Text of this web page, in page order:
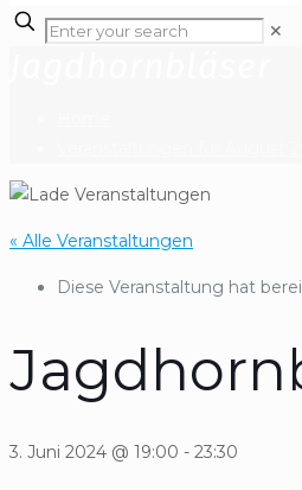
✕
« Alle Veranstaltungen
Diese Veranstaltung hat
3. Juni 2024 @ 19:00 - 23:30